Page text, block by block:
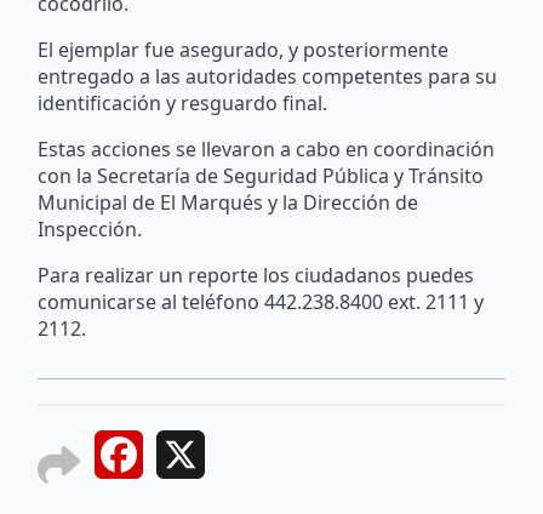
El ejemplar fue asegurado, y posteriormente
entregado a las autoridades competentes para su
identificación y resguardo final.
Estas acciones se llevaron a cabo en coordinación
con la Secretaría de Seguridad Pública y Tránsito
Municipal de El Marqués y la Dirección de
Inspección.
Para realizar un reporte los ciudadanos puedes
comunicarse al teléfono 442.238.8400 ext. 2111 y
2112.
Facebook